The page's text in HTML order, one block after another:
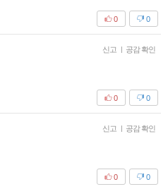
0
0
신고 | 공감 확인
0
0
신고 | 공감 확인
0
0